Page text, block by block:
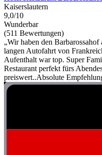
Kaiserslautern
9,0/10
Wunderbar
(511 Bewertungen)
„Wir haben den
langen Autofahrt von
Aufenthalt war top. Super
Restaurant perfekt fürs
preiswert..Absolute